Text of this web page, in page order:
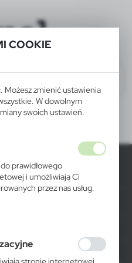
COOKIE
Możesz zmienić ustawienia
W dowolnym
swoich ustawień.
prawidłowego
i umożliwiają Ci
przez nas usług.
Twoich ustawień